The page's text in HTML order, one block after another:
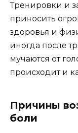
Тренировки и
приносить
здоровья и
иногда после
мучаются от
происходит и
Причины
боли